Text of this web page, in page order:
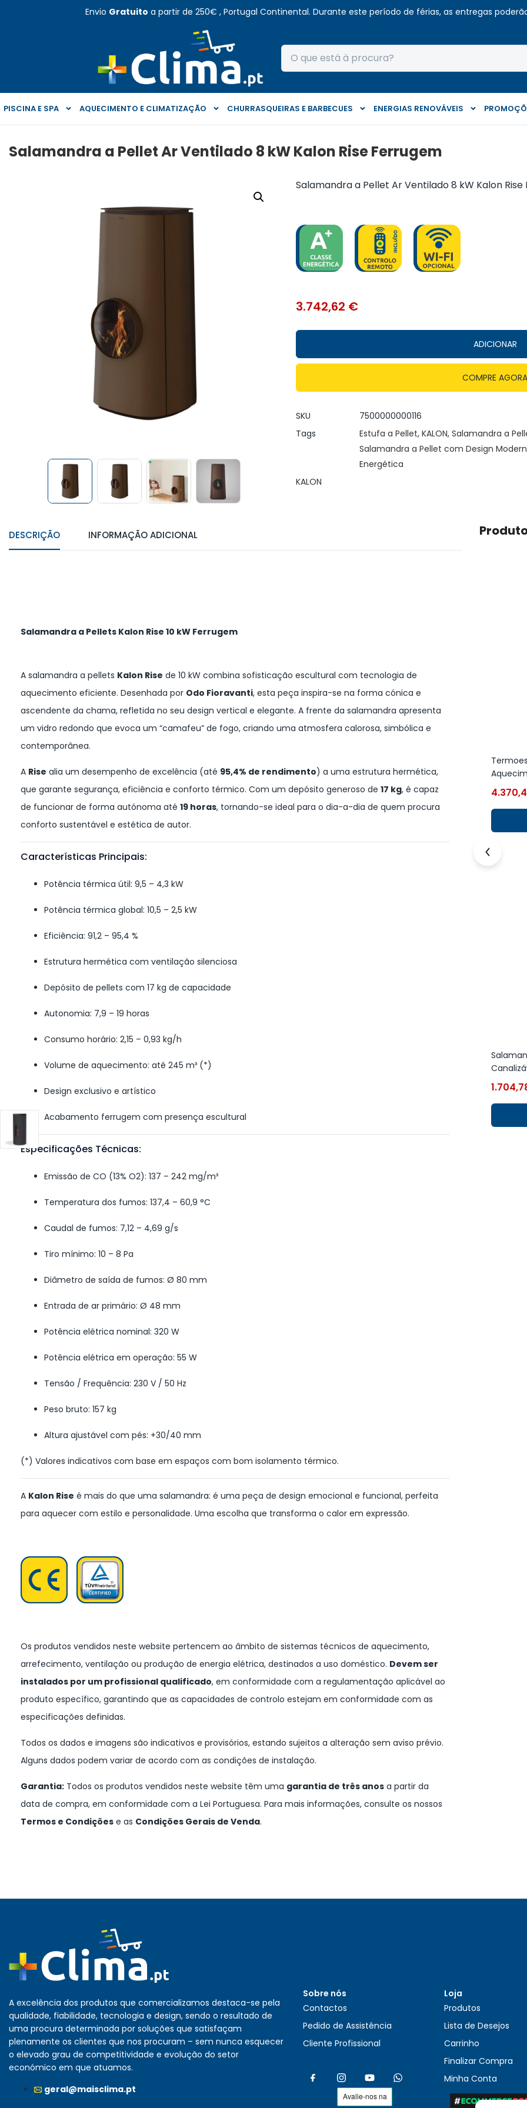
Envio Gratuito a partir de 250€ , Portugal Continental. Durante este período de férias, as entregas
PISCINA E SPA AQUECIMENTO E CLIMATIZAÇÃO CHURRASQUEIRAS E BARBECUES ENERGIAS RENOVÁVEIS
Salamandra a Pellet Ar Ventilado 8 kW Kalon Rise Ferrugem
Salamandra a Pellet Ar Ventilado 8 kW Kalon
3.742,62 €
ADICIONAR
COMPRE AGORA
SKU
7500000000116
Tags
Estufa a Pellet, KALON, Salamandra a
Salamandra a Pellet com Design
Energética
KALON
DESCRIÇÃO INFORMAÇÃO ADICIONAL
Salamandra a Pellets Kalon Rise 10 kW Ferrugem
A salamandra a pellets Kalon Rise de 10 kW combina sofisticação escultural com tecnologia de
aquecimento eficiente. Desenhada por Odo Fioravanti, esta peça inspira-se na forma cónica e
ascendente da chama, refletida no seu design vertical e elegante. A frente da salamandra apresenta
um vidro redondo que evoca um “camafeu” de fogo, criando uma atmosfera calorosa, simbólica e
contemporânea.
A Rise alia um desempenho de excelência (até 95,4% de rendimento) a uma estrutura hermética,
que garante segurança, eficiência e conforto térmico. Com um depósito generoso de 17 kg, é capaz
de funcionar de forma autónoma até 19 horas, tornando-se ideal para o dia-a-dia de quem procura
conforto sustentável e estética de autor.
Características Principais:
Potência térmica útil: 9,5 – 4,3 kW
Potência térmica global: 10,5 – 2,5 kW
Eficiência: 91,2 – 95,4 %
Estrutura hermética com ventilação silenciosa
Depósito de pellets com 17 kg de capacidade
Autonomia: 7,9 – 19 horas
Consumo horário: 2,15 – 0,93 kg/h
Volume de aquecimento: até 245 m³ (*)
Design exclusivo e artístico
Acabamento ferrugem com presença escultural
Especificações Técnicas:
Emissão de CO (13% O2): 137 – 242 mg/m³
Temperatura dos fumos: 137,4 – 60,9 °C
Caudal de fumos: 7,12 – 4,69 g/s
Tiro mínimo: 10 – 8 Pa
Diâmetro de saída de fumos: Ø 80 mm
Entrada de ar primário: Ø 48 mm
Potência elétrica nominal: 320 W
Potência elétrica em operação: 55 W
Tensão / Frequência: 230 V / 50 Hz
Peso bruto: 157 kg
Altura ajustável com pés: +30/40 mm
(*) Valores indicativos com base em espaços com bom isolamento térmico.
A Kalon Rise é mais do que uma salamandra: é uma peça de design emocional e funcional, perfeita
para aquecer com estilo e personalidade. Uma escolha que transforma o calor em expressão.
Os produtos vendidos neste website pertencem ao âmbito de sistemas técnicos de aquecimento,
arrefecimento, ventilação ou produção de energia elétrica, destinados a uso doméstico. Devem ser
instalados por um profissional qualificado, em conformidade com a regulamentação aplicável ao
produto específico, garantindo que as capacidades de controlo estejam em conformidade com as
especificações definidas.
Todos os dados e imagens são indicativos e provisórios, estando sujeitos a alteração sem aviso prévio.
Alguns dados podem variar de acordo com as condições de instalação.
Garantia: Todos os produtos vendidos neste website têm uma garantia de três anos a partir da
data de compra, em conformidade com a Lei Portuguesa. Para mais informações, consulte os nossos
Termos e Condições e as Condições Gerais de Venda.
A excelência dos produtos que comercializamos destaca-se pela
qualidade, fiabilidade, tecnologia e design, sendo o resultado de
uma procura determinada por soluções que satisfaçam
plenamente os clientes que nos procuram – sem nunca esquecer
o elevado grau de competitividade e evolução do setor
económico em que atuamos.
geral@maisclima.pt
Sobre nós
Contactos
Pedido de Assistência
Cliente Profissional
Loja
Produtos
Lista de Desejos
Carrinho
Finalizar Compra
Minha Conta